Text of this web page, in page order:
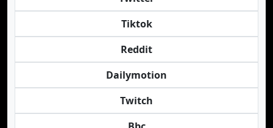
Tiktok
Reddit
Dailymotion
Twitch